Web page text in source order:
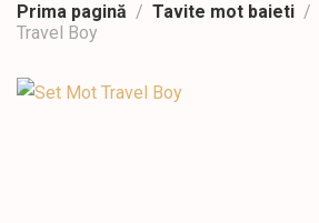
Prima pagină Tavite mot baieti
Travel Boy